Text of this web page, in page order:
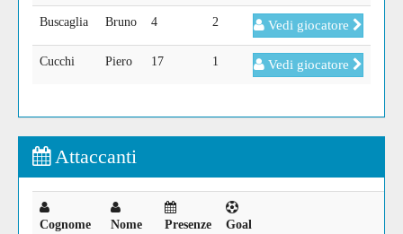
Buscaglia Bruno 4 2 Vedi giocatore
Cucchi Piero 17 1 Vedi giocatore
Attaccanti
Cognome Nome Presenze
Goal